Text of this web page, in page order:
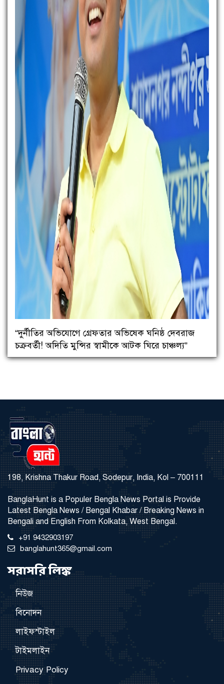
“দুর্নীতির অভিযোগে গ্রেফতার অভিষেক ঘনিষ্ঠ দেবরাজ
চক্রবর্তী! অদিতি মুন্সির স্বামীকে আটক ঘিরে চাঞ্চল্য”
198, Krishna Thakur Road, Sodepur, India, Kol – 700111
BanglaHunt is a Populer Bengla News Portal is Provide
Latest Bengla News / Bengal Khabar / Breaking News in
Bengali and English From Kolkata, West Bengal.
+91 9432903197
banglahunt365@gmail.com
সরাসরি লিঙ্ক
নিউজ
বিনোদন
লাইফস্টাইল
টাইমলাইন
Privacy Policy